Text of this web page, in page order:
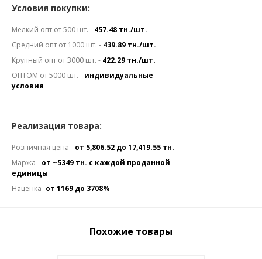
Условия покупки:
Мелкий опт от 500 шт. - 457.48 тн./шт.
Средний опт от 1000 шт. - 439.89 тн./шт.
Крупный опт от 3000 шт. - 422.29 тн./шт.
ОПТОМ от 5000 шт. - индивидуальные
условия
Реализация товара:
Розничная цена - от 5,806.52 до 17,419.55 тн.
Маржа - от ~5349 тн. с каждой проданной
единицы
Наценка- от 1169 до 3708%
Похожие товары